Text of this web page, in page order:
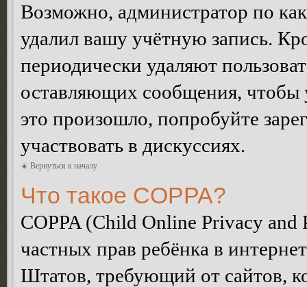
Возможно, администратор по
удалил вашу учётную запись.
периодически удаляют
оставляющих сообщения, чтобы
это произошло, попробуйте
участвовать в дискуссиях.
Вернуться к началу
Что такое COPPA?
COPPA (Child Online Privacy
частных прав ребёнка в
Штатов, требующий от сайтов,